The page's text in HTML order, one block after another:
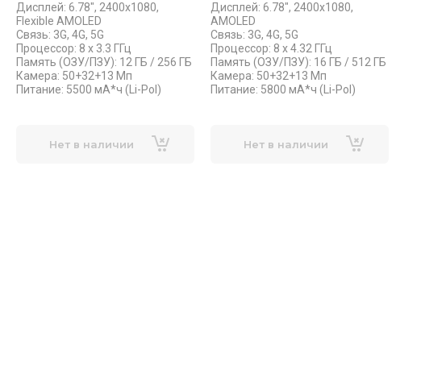
Дисплей: 6.78", 2400x1080,
Flexible AMOLED
Связь: 3G, 4G, 5G
Процессор: 8 x 3.3 ГГц
Память (ОЗУ/ПЗУ): 12 ГБ / 256 ГБ
Камера: 50+32+13 Мп
Питание: 5500 мА*ч (Li-Pol)
Нет в наличии
Дисплей: 6.78", 2400x1080,
AMOLED
Связь: 3G, 4G, 5G
Процессор: 8 x 4.32 ГГц
Память (ОЗУ/ПЗУ): 16 ГБ / 512 ГБ
Камера: 50+32+13 Мп
Питание: 5800 мА*ч (Li-Pol)
Нет в наличии